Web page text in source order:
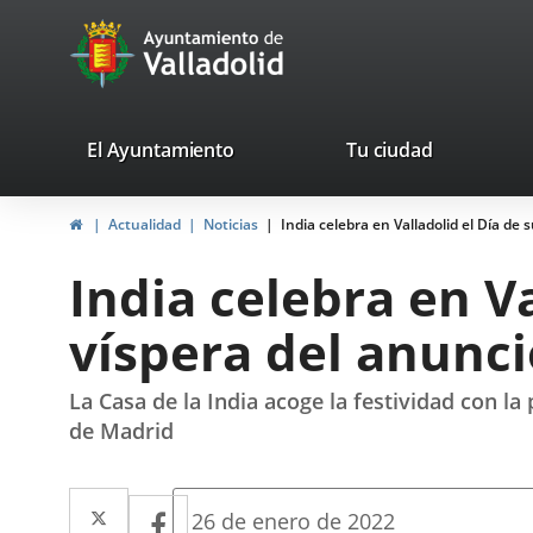
Portal
Web
Ayuntamiento
de
valladolid.es
El Ayuntamiento Tu ciudad
HomeActualidad Noticias India celebra en Valladolid el Día
India celebra en
víspera del
La Casa de la India acoge la festividad con
de Madrid
Twitter
EnlaceFacebook
Enlace
Fecha
26 de enero de 2022